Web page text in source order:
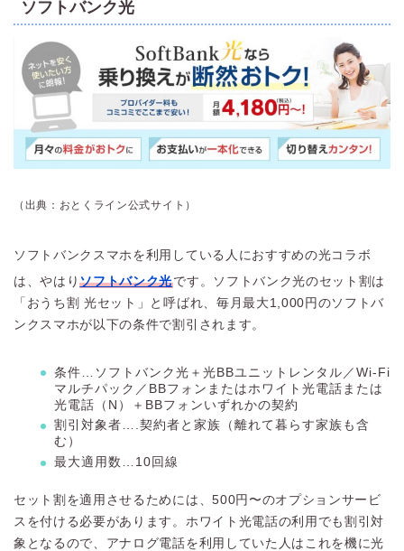
ソフトバンク光
（出典：おとくライン公式サイト）
ソフトバンクスマホを利用している人におすすめの光コラボ
は、やはりソフトバンク光です。ソフトバンク光のセット割は
「おうち割 光セット」と呼ばれ、毎月最大1,000円のソフトバ
ンクスマホが以下の条件で割引されます。
条件…ソフトバンク光＋光BBユニットレンタル／Wi-Fi
マルチパック／BBフォンまたはホワイト光電話または
光電話（N）＋BBフォンいずれかの契約
割引対象者….契約者と家族（離れて暮らす家族も含
む）
最大適用数…10回線
セット割を適用させるためには、500円〜のオプションサービ
スを付ける必要があります。ホワイト光電話の利用でも割引対
象となるので、アナログ電話を利用していた人はこれを機に光